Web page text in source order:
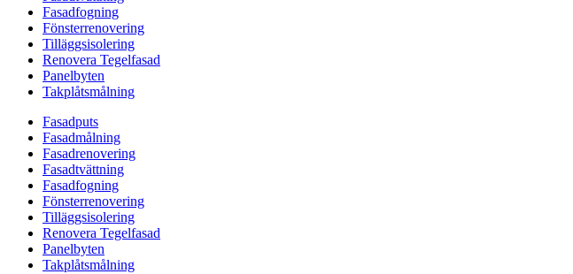
Fasadfogning
Fönsterrenovering
Tilläggsisolering
Renovera Tegelfasad
Panelbyten
Takplåtsmålning
Fasadputs
Fasadmålning
Fasadrenovering
Fasadtvättning
Fasadfogning
Fönsterrenovering
Tilläggsisolering
Renovera Tegelfasad
Panelbyten
Takplåtsmålning